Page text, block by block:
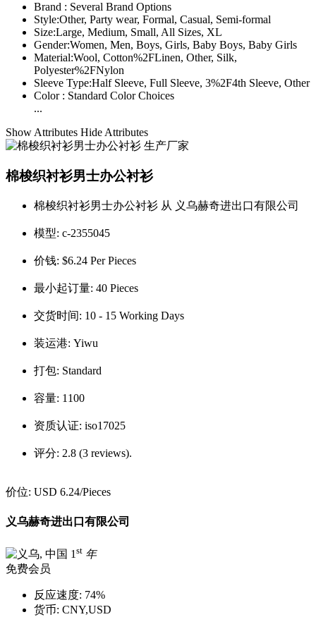
Brand : Several Brand Options
Style:Other, Party wear, Formal, Casual, Semi-formal
Size:Large, Medium, Small, All Sizes, XL
Gender:Women, Men, Boys, Girls, Baby Boys, Baby Girls
Material:Wool, Cotton%2FLinen, Other, Silk,
Polyester%2FNylon
Sleeve Type:Half Sleeve, Full Sleeve, 3%2F4th Sleeve, Other
Color : Standard Color Choices
...
Show Attributes Hide Attributes
棉梭织衬衫男士办公衬衫
棉梭织衬衫男士办公衬衫 从 义乌赫奇进出口有限公司
模型: c-2355045
价钱: $6.24 Per Pieces
最小起订量: 40 Pieces
交货时间: 10 - 15 Working Days
装运港: Yiwu
打包: Standard
容量: 1100
资质认证: iso17025
评分: 2.8 (3 reviews).
价位: USD 6.24/Pieces
义乌赫奇进出口有限公司
1 st 年
免费会员
反应速度: 74%
货币: CNY,USD